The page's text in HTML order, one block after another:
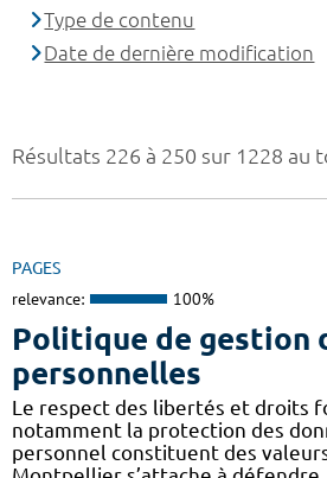
Résultats 226 à 250 sur 1228 au
PAGES
relevance: 100%
Politique de gestion
personnelles
Le respect des libertés et droits
notamment la protection des
personnel constituent des
Type de contenu
Date de dernière modification